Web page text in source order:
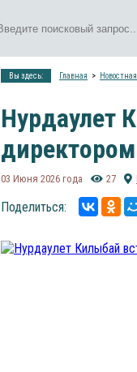
Вы здесь: Главная
Нурдаулет
03 Июня 2026 года 27
Поделиться: